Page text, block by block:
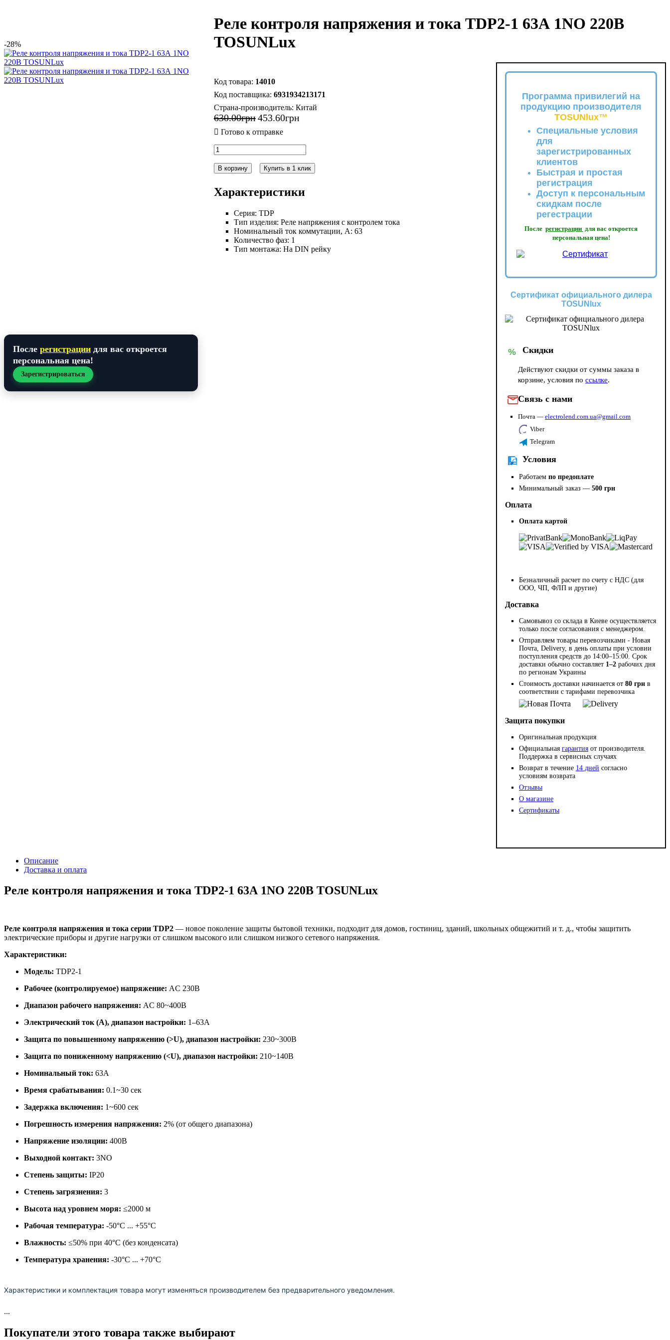
-28%
После регистрации для вас откроется
персональная цена!
Зарегистрироваться
Реле контроля напряжения и тока TDP2-1 63А 1NO 220В
TOSUNLux
14010
6931934213171
Страна-производитель: Китай
630.00грн453.60грн
В корзину Купить в 1 клик
Характеристики
Серия: TDP
Тип изделия: Реле напряжения с контролем тока
Номинальный ток коммутации, А: 63
Количество фаз: 1
Тип монтажа: На DIN рейку
Программа привилегий на
продукцию производителя
TOSUNlux™
Специальные условия
для
зарегистрированных
клиентов
Быстрая и простая
регистрация
Доступ к персональным
скидкам после
регестрации
Послерегистрации для вас откроется
персональная цена!
Сертификат официального дилера
TOSUNlux
% Скидки
Действуют скидки от суммы заказа в
корзине, условия поссылке.
Связь с нами
Почта —electrolend.com.ua@gmail.com
Viber
Telegram
Условия
Работаемпо предоплате
Минимальный заказ —500 грн
Оплата
Оплата картой
Безналичный расчет по счету с НДС (для
ООО, ЧП, ФЛП и другие)
Доставка
Самовывоз со склада в Киеве осуществляется
только после согласования с менеджером.
Отправляем товары перевозчиками - Новая
Почта, Delivery, в день оплаты при условии
поступления средств до 14:00–15:00. Срок
доставки обычно составляет 1–2 рабочих дня
по регионам Украины
Стоимость доставки начинается от80 грн в
соответствии с тарифами перевозчика
Защита покупки
Оригинальная продукция
Официальнаягарантия от производителя.
Поддержка в сервисных случаях
Возврат в течение 14 дней согласно
условиям возврата
Отзывы
О магазине
Сертификаты
Описание
Доставка и оплата
Реле контроля напряжения и тока TDP2-1 63А 1NO 220В TOSUNLux
Реле контроля напряжения и тока серии TDP2 — новое поколение защиты бытовой техники, подходит для домов, гостиниц, зданий, школьных общежитий и т. д., чтобы защитить
электрические приборы и другие нагрузки от слишком высокого или слишком низкого сетевого напряжения.
Характеристики:
Модель: TDP2-1
Рабочее (контролируемое) напряжение: AC 230В
Диапазон рабочего напряжения: AC 80~400В
Электрический ток (A), диапазон настройки: 1–63A
Защита по повышенному напряжению (>U), диапазон настройки: 230~300В
Защита по пониженному напряжению (<U), диапазон настройки: 210~140В
Номинальный ток: 63A
Время срабатывания: 0.1~30 сек
Задержка включения: 1~600 сек
Погрешность измерения напряжения: 2% (от общего диапазона)
Напряжение изоляции: 400В
Выходной контакт: 3NO
Степень защиты: IP20
Степень загрязнения: 3
Высота над уровнем моря: ≤2000 м
Рабочая температура: -50°C ... +55°C
Влажность: ≤50% при 40°C (без конденсата)
Температура хранения: -30°C ... +70°C
Характеристики и комплектация товара могут изменяться производителем без предварительного уведомления.
...
Покупатели этого товара также выбирают